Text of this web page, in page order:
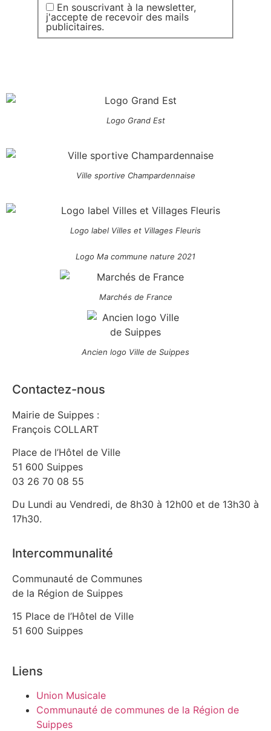
En souscrivant à la newsletter,
j'accepte de recevoir des mails
publicitaires.
Logo Grand Est
Ville sportive Champardennaise
Logo label Villes et Villages Fleuris
Logo Ma commune nature 2021
Marchés de France
Ancien logo Ville de Suippes
Contactez-nous
Mairie de Suippes :
François COLLART
Place de l’Hôtel de Ville
51 600 Suippes
03 26 70 08 55
Du Lundi au Vendredi, de 8h30 à 12h00 et de 13h30 à
17h30.
Intercommunalité
Communauté de Communes
de la Région de Suippes
15 Place de l’Hôtel de Ville
51 600 Suippes
Liens
Union Musicale
Communauté de communes de la Région de
Suippes